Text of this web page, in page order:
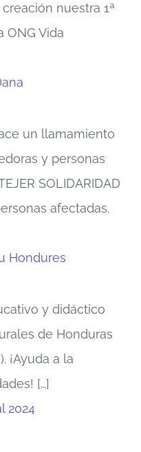
nuestra 1ª
ONG Vida
un llamamiento
y personas
SOLIDARIDAD
afectadas.
Hondures
y didáctico
de Honduras
¡Ayuda a la
[…]
2024